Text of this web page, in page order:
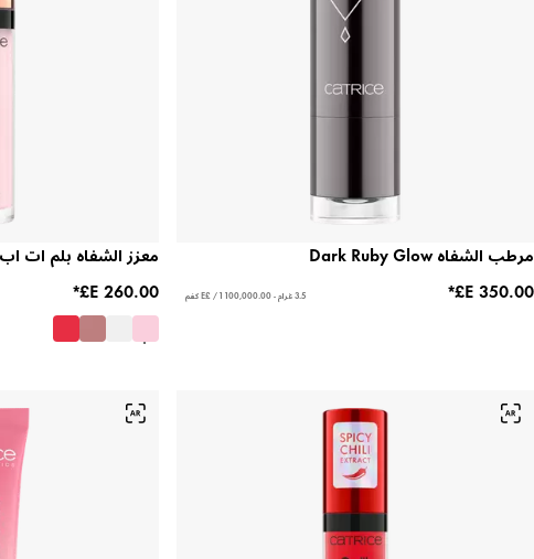
مرطب الشفاه Dark Ruby Glow
3.5 غرام - ‏100,000.00 E£ / 1 كغم
معزز الشفاه بلم ات اب